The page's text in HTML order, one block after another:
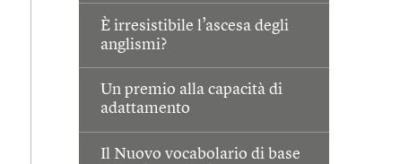
È irresistibile l’ascesa degli
anglismi?
Un premio alla capacità di
adattamento
Il Nuovo vocabolario di base